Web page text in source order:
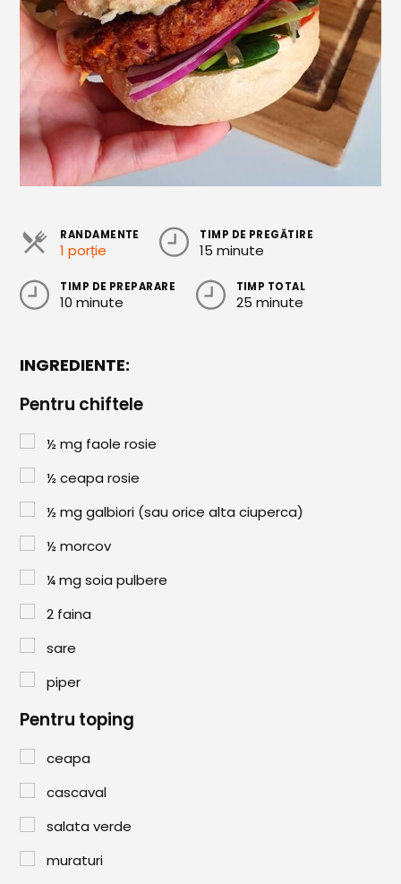
Biscuiți, Bomboane și
Fursecuri
Brioșe și Checuri
Budinci, Jeleuri și Sufleuri
Cheesecake
Cozonaci
Plăcinte, Tarte și Rulade
Prăjituri
Torturi
Dulceață / Gem
Sirop / Compot
Sosuri și Condimente
Pâine
Paste & Risotto
Patiserie
Aluaturi Dulci
Aluaturi Sărate
Pizza
Rețete cu Carne
Rețete Vegetariene
Salate
Sandwichuri și Wraps
Supe și Ciorbe
RANDAMENTE
1 porție
TIMP DE PREGĂTIRE
15 minute
TIMP DE PREPARARE
10 minute
TIMP TOTAL
25 minute
INGREDIENTE:
Pentru chiftele
½ mg faole rosie
½ ceapa rosie
½ mg galbiori (sau orice alta ciuperca)
½ morcov
¼ mg soia pulbere
2 faina
sare
piper
Pentru toping
ceapa
cascaval
salata verde
muraturi